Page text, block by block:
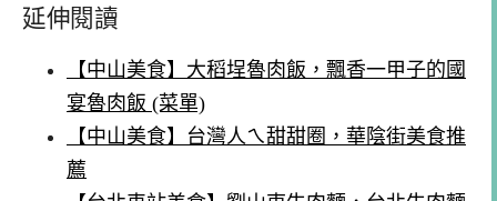
延伸閱讀
【中山美食】大稻埕魯肉飯，飄香一甲子的國
宴魯肉飯 (菜單)
【中山美食】台灣人ㄟ甜甜圈，華陰街美食推
薦